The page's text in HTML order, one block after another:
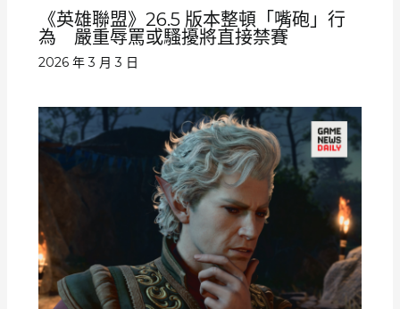
《英雄聯盟》26.5 版本整頓「嘴砲」行
為 嚴重辱罵或騷擾將直接禁賽
2026 年 3 月 3 日